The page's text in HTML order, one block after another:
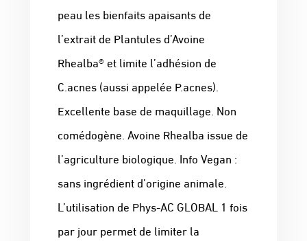
peau les bienfaits apaisants de
l’extrait de Plantules d’Avoine
Rhealba® et limite l’adhésion de
C.acnes (aussi appelée P.acnes).
Excellente base de maquillage. Non
comédogène. Avoine Rhealba issue de
l’agriculture biologique. Info Vegan :
sans ingrédient d’origine animale.
L’utilisation de Phys-AC GLOBAL 1 fois
par jour permet de limiter la